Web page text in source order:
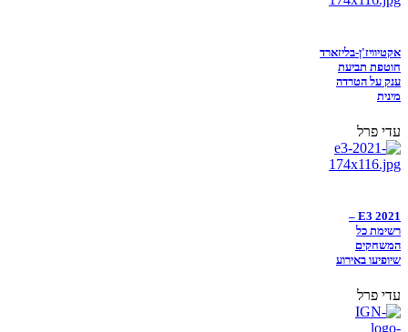
אקטיוויז'ן-בליזארד
חוטפת תביעת
ענק על הטרדה
מינית
עדי פרל
E3 2021 –
רשימת כל
המשחקים
שיופיעו באירוע
עדי פרל